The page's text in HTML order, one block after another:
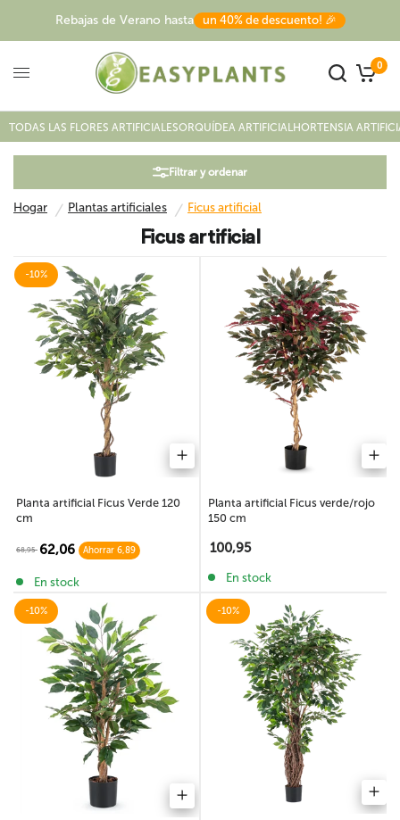
Rebajas de Verano hasta un 40% de descuento! 🎉
0
Hogar Plantas artificiales / Ficus artificial
TODAS LAS FLORES ARTIFICIALESORQUÍDEA ARTIFICIALHORTENSIA
Filtrar y ordenar
Hogar / Plantas artificiales / Ficus artificial
Ficus artificial
-10%
Planta artificial Ficus Verde 120
cm
68,95 62,06 Ahorrar 6,89
En stock
Planta artificial Ficus verde/rojo
150 cm
100,95
En stock
-10% -10%